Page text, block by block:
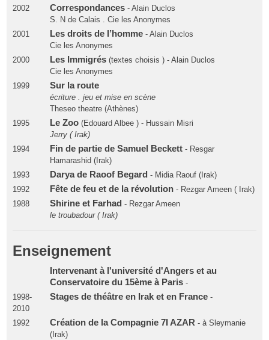
2002
Correspondances - Alain Duclos
S. N de Calais . Cie les Anonymes
2001
Les droits de l’homme - Alain Duclos
Cie les Anonymes
2000
Les Immigrés (textes choisis ) - Alain Duclos
Cie les Anonymes
1999
Sur la route
écriture . jeu et mise en scène
Theseo theatre (Athènes)
1995
Le Zoo (Edouard Albee ) - Hussain Misri
Jerry ( Irak)
1994
Fin de partie de Samuel Beckett - Resgar
Hamarashid (Irak)
1993
Darya de Raoof Begard - Midia Raouf (Irak)
1992
Fête de feu et de la révolution - Rezgar Ameen ( Irak)
1988
Shirine et Farhad - Rezgar Ameen
le troubadour ( Irak)
Enseignement
Intervenant à l'université d'Angers et au
Conservatoire du 15ème à Paris-
1998-
2010
Stages de théâtre en Irak et en France-
1992 Création de la Compagnie 7I AZAR - à Sleymanie
(Irak)